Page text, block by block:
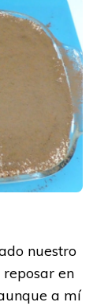
nuestro
en
a mí